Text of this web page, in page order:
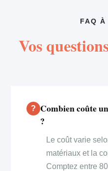
FAQ À
Vos
Combien coûte
?
Le coût varie
matériaux et la
Comptez entre